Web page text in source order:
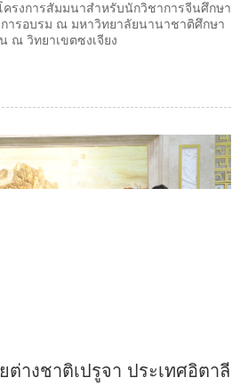
รงการสัมมนาสำหรับนักวิชาการจีนศึกษา
ารอบรม ณ มหาวิทยาลัยนานาชาติศึกษา
ณ วิทยาเขตซงเจียง
างชาติเปรูจา ประเทศอิตาลี